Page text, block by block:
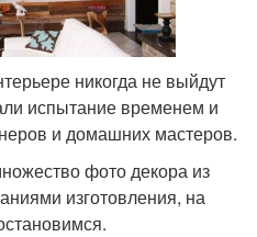
никогда не выйдут
испытание временем и
и домашних мастеров.
фото декора из
изготовления, на